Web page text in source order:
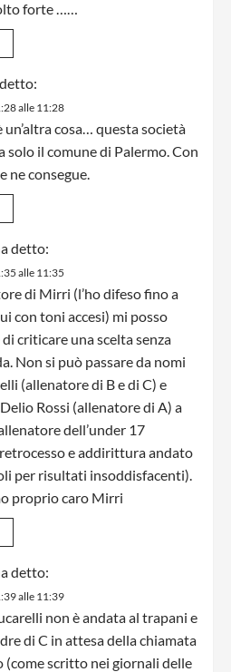
forte ……
alle 11:28
un’altra cosa… questa società
solo il comune di Palermo. Con
ne consegue.
detto:
alle 11:35
di Mirri (l’ho difeso fino a
con toni accesi) mi posso
criticare una scelta senza
Non si può passare da nomi
(allenatore di B e di C) e
Rossi (allenatore di A) a
dell’under 17
e addirittura andato
per risultati insoddisfacenti).
proprio caro Mirri
detto:
alle 11:39
non è andata al trapani e
di C in attesa della chiamata
(come scritto nei giornali delle